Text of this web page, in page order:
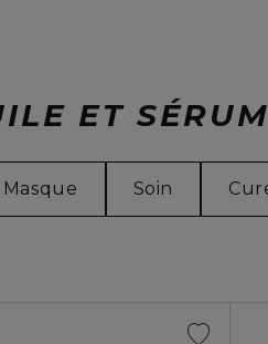
ET
Masque Soin